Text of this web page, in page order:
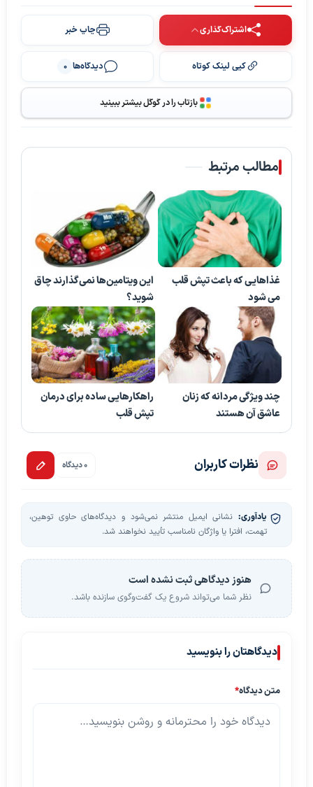
اشتراک‌گذاری چاپ خبر
کپی لینک کوتاه دیدگاه‌ها 0
بازتاب را در گوگل بیشتر ببینید
مطالب مرتبط
غذاهایی که باعث تپش قلب
می شود
این ویتامین‌ها نمی‌گذارند چاق
شوید؟
چند ویژگی مردانه که زنان
عاشق آن هستند
راهکارهایی ساده برای درمان
تپش قلب
نظرات کاربران 0 دیدگاه
یادآوری: نشانی ایمیل منتشر نمی‌شود و دیدگاه‌های حاوی توهین،
تهمت، افترا یا واژگان نامناسب تأیید نخواهند شد.
هنوز دیدگاهی ثبت نشده است
نظر شما می‌تواند شروع یک گفت‌وگوی سازنده باشد.
دیدگاهتان را بنویسید
متن دیدگاه*